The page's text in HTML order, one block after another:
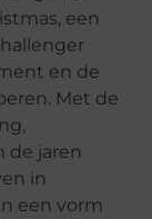
een
en de
Met de
de jaren
in
een vorm